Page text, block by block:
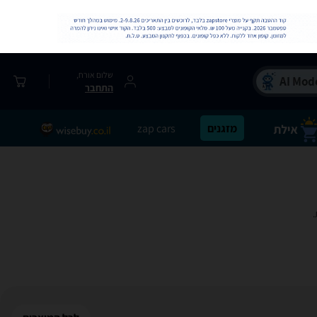
שלום אורח,
התחבר
מזגנים zap cars